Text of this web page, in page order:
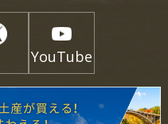
YouTube